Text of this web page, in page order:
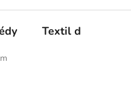
Textil do spálne